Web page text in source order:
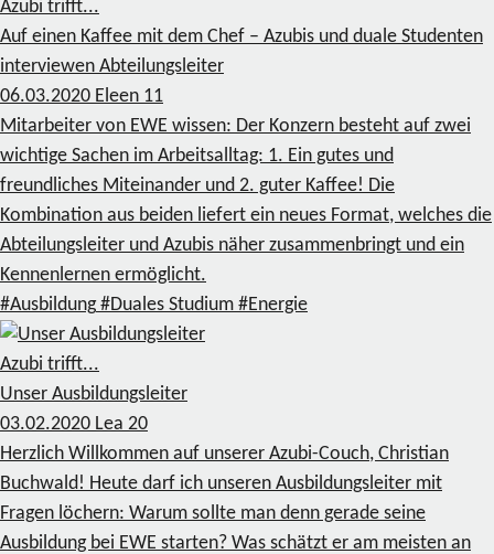
Azubi trifft...
Auf einen Kaffee mit dem Chef – Azubis und duale Studenten
interviewen Abteilungsleiter
06.03.2020 Eleen 11
Mitarbeiter von EWE wissen: Der Konzern besteht auf zwei
wichtige Sachen im Arbeitsalltag: 1. Ein gutes und
freundliches Miteinander und 2. guter Kaffee! Die
Kombination aus beiden liefert ein neues Format, welches die
Abteilungsleiter und Azubis näher zusammenbringt und ein
Kennenlernen ermöglicht.
#Ausbildung #Duales Studium #Energie
Azubi trifft...
Unser Ausbildungsleiter
03.02.2020 Lea 20
Herzlich Willkommen auf unserer Azubi-Couch, Christian
Buchwald! Heute darf ich unseren Ausbildungsleiter mit
Fragen löchern: Warum sollte man denn gerade seine
Ausbildung bei EWE starten? Was schätzt er am meisten an